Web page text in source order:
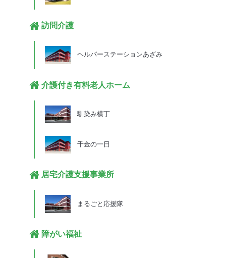
訪問介護
ヘルパーステーションあざみ
介護付き有料老人ホーム
馴染み横丁
千金の一日
居宅介護支援事業所
まるごと応援隊
障がい福祉